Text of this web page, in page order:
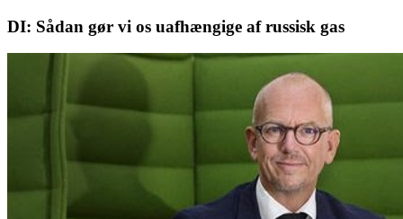
DI: Sådan gør vi os uafhængige af russisk gas